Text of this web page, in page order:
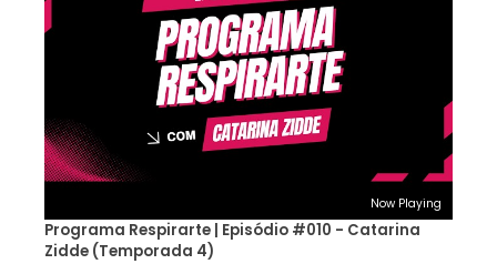
Now Playing
Programa Respirarte | Episódio #010 - Catarina
Zidde (Temporada 4)